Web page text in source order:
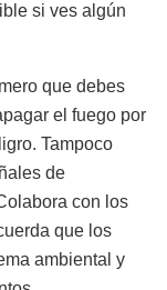
si ves algún
que debes
el fuego por
Tampoco
de
con los
que los
ambiental y